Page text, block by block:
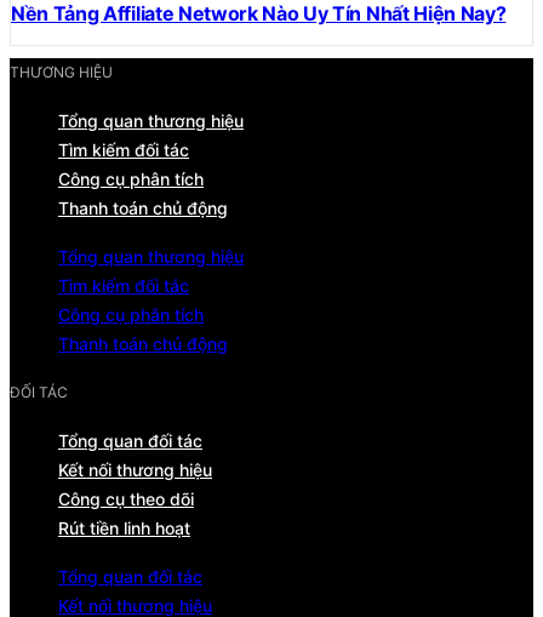
Nền Tảng Affiliate Network Nào Uy Tín Nhất Hiện Nay?
THƯƠNG HIỆU
Tổng quan thương hiệu
Tìm kiếm đối tác
Công cụ phân tích
Thanh toán chủ động
Tổng quan thương hiệu
Tìm kiếm đối tác
Công cụ phân tích
Thanh toán chủ động
ĐỐI TÁC
Tổng quan đối tác
Kết nối thương hiệu
Công cụ theo dõi
Rút tiền linh hoạt
Tổng quan đối tác
Kết nối thương hiệu